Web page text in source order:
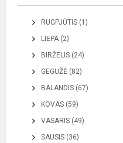
RUGPJŪTIS (1)
LIEPA (2)
BIRŽELIS (24)
GEGUŽĖ (82)
BALANDIS (67)
KOVAS (59)
VASARIS (49)
SAUSIS (36)